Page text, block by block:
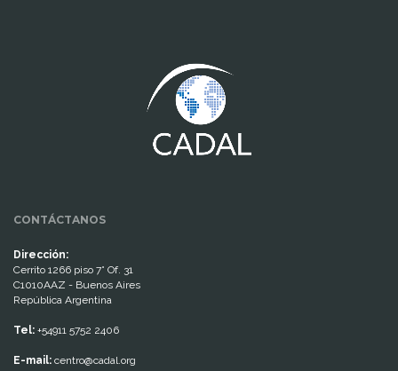
CONTÁCTANOS
Dirección:
Cerrito 1266 piso 7° Of. 31
C1010AAZ - Buenos Aires
República Argentina
Tel: +54911 5752 2406
E-mail: centro@cadal.org